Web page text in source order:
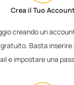
Crea il Tuo
creando un
Basta inserire
e impostare una